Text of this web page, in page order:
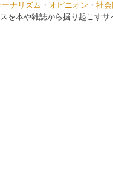
ーナリズム ・ オピニオン ・ 社
を本や雑誌から掘り起こすサ